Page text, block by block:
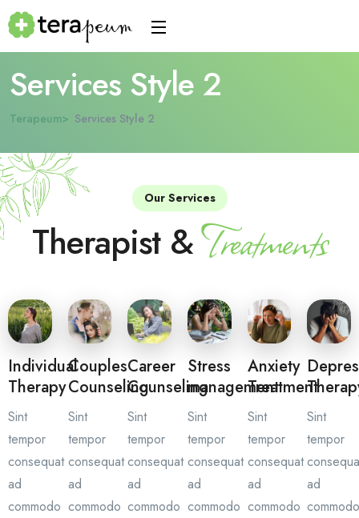
Services Style 2
Terapeum Services Style 2
Our Services
Therapist &Treatments
Individual
Therapy
Sint
tempor
consequat
ad
commodo
Couples
Counseling
Sint
tempor
consequat
ad
commodo
Career
Counseling
Sint
tempor
consequat
ad
commodo
Stress
management
Sint
tempor
consequat
ad
commodo
Anxiety
Treatment
Sint
tempor
consequat
ad
commodo
Sint
tempor
ad